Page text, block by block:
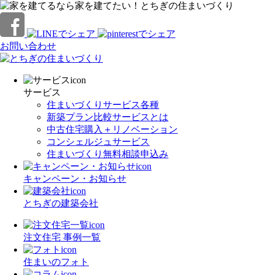
家を建てたい！とちぎの住まいづくり
お問い合わせ
サービス
住まいづくりサービス各種
新築プラン比較サービスとは
中古住宅購入＋リノベーション
コンシェルジュサービス
住まいづくり無料相談申込み
キャンペーン・お知らせ
とちぎの建築会社
注文住宅 事例一覧
住まいのフォト